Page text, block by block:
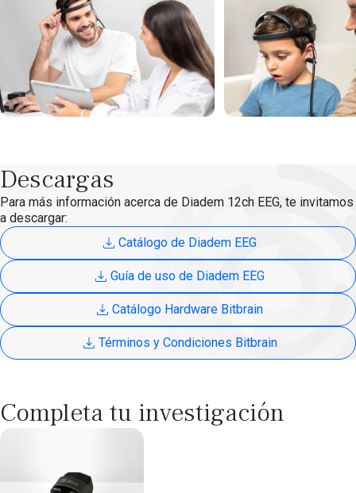
Descargas
Para más información acerca de Diadem 12ch EEG, te invitamos
a descargar:
Catálogo de Diadem EEG
Guía de uso de Diadem EEG
Catálogo Hardware Bitbrain
Términos y Condiciones Bitbrain
Completa tu investigación